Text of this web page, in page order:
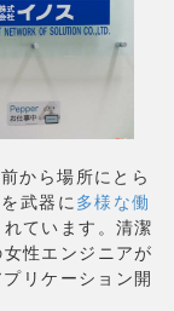
から場所にとら
武器に 多様な働
ています。清潔
性エンジニアが
リケーション開